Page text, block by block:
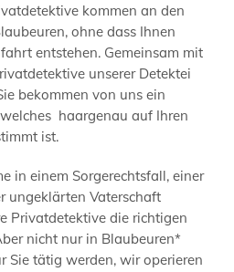
kommen an den
ohne dass Ihnen
entstehen. Gemeinsam mit
unserer Detektei
bekommen von uns ein
haargenau auf Ihren
ist.
in einem Sorgerechtsfall, einer
ungeklärten Vaterschaft
Privatdetektive die richtigen
nicht nur in Blaubeuren*
Sie tätig werden, wir operieren